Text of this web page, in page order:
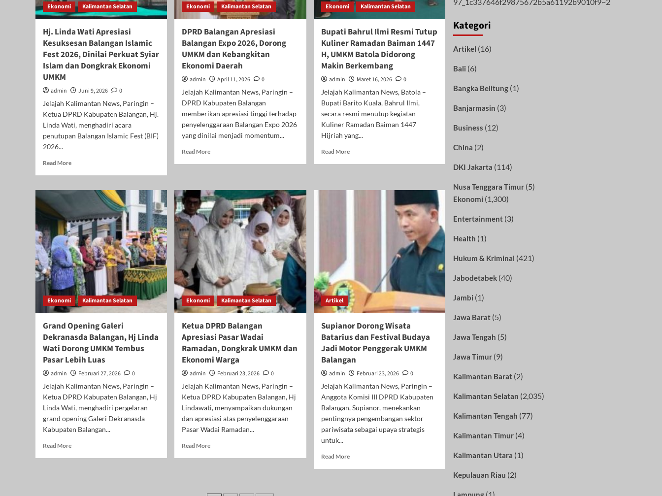
Makassar
dan
UMKM
Naik
Kelas
Ekonomi Kalimantan Selatan
Hj. Linda Wati Apresiasi
Kesuksesan Balangan Islamic
Fest 2026, Dinilai Perkuat Syiar
Islam dan Dongkrak Ekonomi
UMKM
admin Juni 9, 2026
0
Jelajah Kalimantan News, Paringin –
Ketua DPRD Kabupaten Balangan, Hj.
Linda Wati, menghadiri acara
penutupan Balangan Islamic Fest (BIF)
2026...
Read MoreRead
Hj.
Apresiasi
Kesuksesan
Balangan
Islamic
Fest
2026,
Dinilai
Perkuat
Syiar
Islam
dan
Ekonomi
UMKM
Ekonomi Kalimantan Selatan
DPRD Balangan Apresiasi
Balangan Expo 2026, Dorong
UMKM dan Kebangkitan
Ekonomi Daerah
admin April 11, 2026
0
Jelajah Kalimantan News, Paringin –
DPRD Kabupaten Balangan
memberikan apresiasi tinggi terhadap
penyelenggaraan Balangan Expo 2026
yang dinilai menjadi momentum...
Read MoreRead
Apresiasi
Balangan
Expo
2026,
Dorong
UMKM
dan
Kebangkitan
Ekonomi
Daerah
Ekonomi Kalimantan Selatan
Bupati Bahrul Ilmi Resmi Tutup
Kuliner Ramadan Baiman 1447
H, UMKM Batola Didorong
Makin Berkembang
admin Maret 16, 2026
0
Jelajah Kalimantan News, Batola –
Bupati Barito Kuala, Bahrul Ilmi,
secara resmi menutup kegiatan
Kuliner Ramadan Baiman 1447
Hijriah yang...
Read MoreRead
Batola
Didorong
Makin
Berkembang
Ekonomi Kalimantan Selatan
Grand Opening Galeri
Dekranasda Balangan, Hj Linda
Wati Dorong UMKM Tembus
Pasar Lebih Luas
admin Februari 27, 2026
0
Jelajah Kalimantan News, Paringin –
Ketua DPRD Kabupaten Balangan, Hj
Linda Wati, menghadiri pergelaran
grand opening Galeri Dekranasda
Kabupaten Balangan...
Read MoreRead
Ekonomi Kalimantan Selatan
Ketua DPRD Balangan
Apresiasi Pasar Wadai
Ramadan, Dongkrak UMKM dan
Ekonomi Warga
admin Februari 23, 2026
0
Jelajah Kalimantan News, Paringin –
Ketua DPRD Kabupaten Balangan, Hj
Lindawati, menyampaikan dukungan
dan apresiasi atas penyelenggaraan
Pasar Wadai Ramadan...
Read MoreRead
Artikel
Supianor Dorong Wisata
Batarius dan Festival Budaya
Jadi Motor Penggerak UMKM
Balangan
admin Februari 23, 2026
0
Jelajah Kalimantan News, Paringin –
Anggota Komisi III DPRD Kabupaten
Balangan, Supianor, menekankan
pentingnya pengembangan sektor
pariwisata sebagai upaya strategis
untuk...
Read MoreRead
Kategori
Artikel (16)
Bali (6)
Bangka Belitung(1)
Banjarmasin (3)
Business (12)
China (2)
DKI Jakarta (114)
Nusa Tenggara Timur(5)
Ekonomi (1,300)
Entertainment(3)
Health (1)
Hukum & Kriminal (421)
Jabodetabek(40)
Jambi (1)
Jawa Barat(5)
Jawa Tengah (5)
Jawa Timur(9)
Kalimantan Barat(2)
Kalimantan Selatan (2,035)
Kalimantan Tengah (77)
Kalimantan Timur(4)
Kalimantan Utara (1)
Kepulauan Riau (2)
(1)